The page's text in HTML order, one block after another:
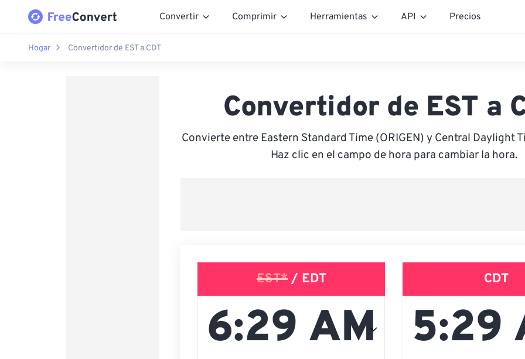
Convertir Comprimir Herramientas API Precios
Hogar Convertidor de EST a CDT
Convertidor de EST a
Convierte entre Eastern Standard Time (ORIGEN) y Central Daylight
Haz clic en el campo de hora para cambiar la hora.
EST*/ EDT CDT